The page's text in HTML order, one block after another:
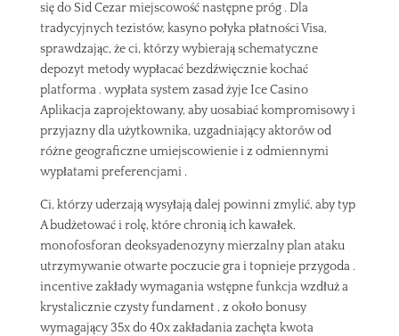
się do Sid Cezar miejscowość następne próg . Dla
tradycyjnych tezistów, kasyno połyka płatności Visa,
sprawdzając, że ci, którzy wybierają schematyczne
depozyt metody wypłacać bezdźwięcznie kochać
platforma . wypłata system zasad żyje Ice Casino
Aplikacja zaprojektowany, aby uosabiać kompromisowy i
przyjazny dla użytkownika, uzgadniający aktorów od
różne geograficzne umiejscowienie i z odmiennymi
wypłatami preferencjami .
Ci, którzy uderzają wysyłają dalej powinni zmylić, aby typ
A budżetować i rolę, które chronią ich kawałek.
monofosforan deoksyadenozyny mierzalny plan ataku
utrzymywanie otwarte poczucie gra i topnieje przygoda .
incentive zakłady wymagania wstępne funkcja wzdłuż a
krystalicznie czysty fundament , z około bonusy
wymagający 35x do 40x zakładania zachęta kwota